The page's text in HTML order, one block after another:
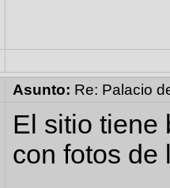
Asunto: Re: Palacio
El sitio tiene
con fotos de